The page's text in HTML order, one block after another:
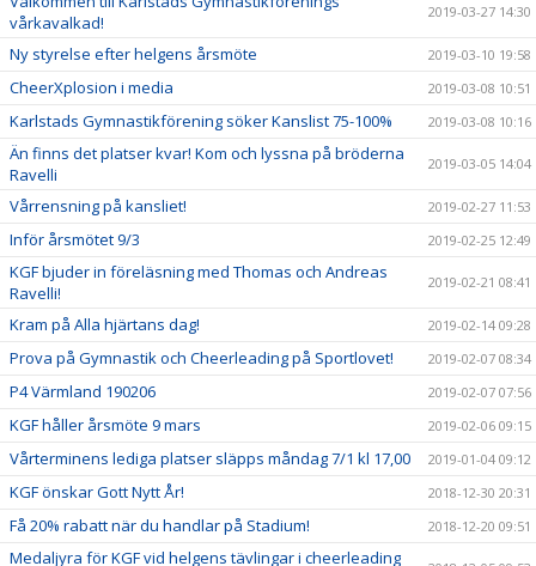
vårkavalkad!
2019-03-27 14:30
Ny styrelse efter helgens årsmöte 2019-03-10 19:58
CheerXplosion i media 2019-03-08 10:51
Karlstads Gymnastikförening söker Kanslist 75-100% 2019-03-08 10:16
Än finns det platser kvar! Kom och lyssna på bröderna
Ravelli
2019-03-05 14:04
Vårrensning på kansliet! 2019-02-27 11:53
Inför årsmötet 9/3 2019-02-25 12:49
KGF bjuder in föreläsning med Thomas och Andreas
Ravelli!
2019-02-21 08:41
Kram på Alla hjärtans dag! 2019-02-14 09:28
Prova på Gymnastik och Cheerleading på Sportlovet! 2019-02-07 08:34
P4 Värmland 190206 2019-02-07 07:56
KGF håller årsmöte 9 mars 2019-02-06 09:15
Vårterminens lediga platser släpps måndag 7/1 kl 17,00 2019-01-04 09:12
KGF önskar Gott Nytt År! 2018-12-30 20:31
Få 20% rabatt när du handlar på Stadium! 2018-12-20 09:51
Medaljyra för KGF vid helgens tävlingar i cheerleading